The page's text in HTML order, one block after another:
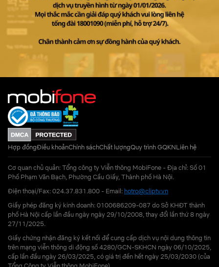
Hợp đồngĐiều khoảnChính sáchChất lượngQuy trình GQKNLiên hệ
Cơ quan chủ quản: Tổng công ty Viễn thông MobiFone - Địa chỉ: Số 01
Phố Phạm Văn Bạch, Phường Cầu Giấy, Thành phố Hà Nội.
Điện thoại/Fax: 024.37.831.800 - Email: hotro@cliptv.vn
Giấy phép đăng ký kinh doanh: 0100686209-087 do Sở KHĐT thành
phố Hà Nội cấp lần đầu ngày ngày 29/10/2008, thay đổi lần thứ 8 ngày
27/11/2025.
Giấy chứng nhận đăng ký kết nối để cung cấp dịch vụ nội dung thông tin
trên mạng viễn thông di động số 4280/GCN-SKHCN ngày 06/10/2025,
cấp lần đầu ngày 26/03/2025, có giá trị đến hết ngày 25/03/2030 (của